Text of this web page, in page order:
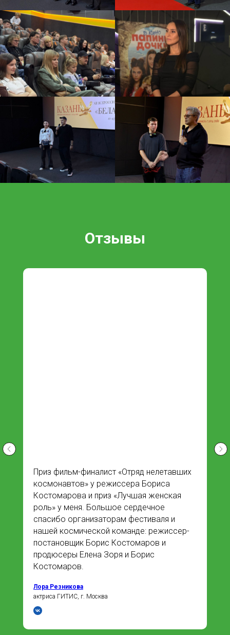
Отзывы
Спасибо организаторам XII
Всероссийского кинофестиваля «Белая
Птица» в Казани за высокую оценку
моего творчества! Буду продолжать
творить и снимать. Надеюсь на скорую
встречу на Вашем фестивале в полном
составе, со своей семьей.
Виталий Бирюков
режиссер фильма «Конец игры», г. Златоуст